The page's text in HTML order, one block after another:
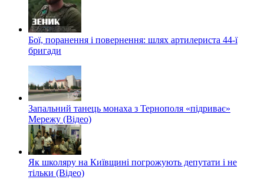
Бої, поранення і повернення: шлях артилериста 44-ї
бригади
Запальний танець монаха з Тернополя «підриває»
Мережу (Відео)
Як школяру на Київщині погрожують депутати і не
тільки (Відео)